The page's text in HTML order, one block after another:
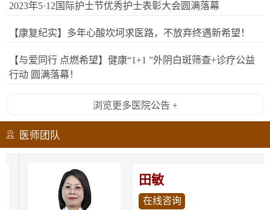
2023年5·12国际护士节优秀护士表彰大会圆满落幕
【康复纪实】多年心酸坎坷求医路，不放弃终遇新希望！
【与爱同行 点燃希望】健康“1+1 ”外阴白斑筛查+诊疗公益
行动 圆满落幕！
浏览更多医院公告 +
医师团队
田敏
在线咨询